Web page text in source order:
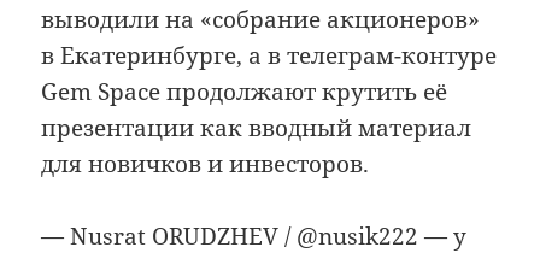
выводили на «собрание акционеров»
в Екатеринбурге, а в телеграм-контуре
Gem Space продолжают крутить её
презентации как вводный материал
для новичков и инвесторов.
— Nusrat ORUDZHEV / @nusik222 — у